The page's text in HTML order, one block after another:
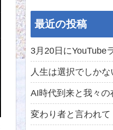
最近の投稿
3月20日にYouTube
人生は選択でしかな
AI時代到来と我々の
変わり者と言われて